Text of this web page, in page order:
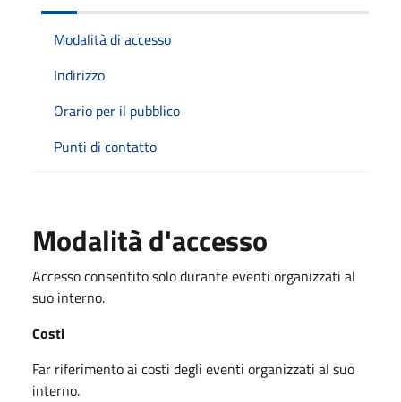
Modalità di accesso
Indirizzo
Orario per il pubblico
Punti di contatto
Modalità d'accesso
Accesso consentito solo durante eventi organizzati al
suo interno.
Costi
Far riferimento ai costi degli eventi organizzati al suo
interno.